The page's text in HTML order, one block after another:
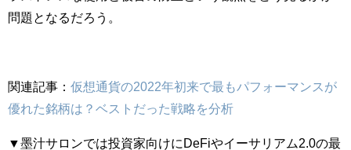
問題となるだろう。
関連記事： 仮想通貨の2022年初来で最もパフォーマンスが
優れた銘柄は？ベストだった戦略を分析
▼墨汁サロンでは投資家向けにDeFiやイーサリアム2.0の最